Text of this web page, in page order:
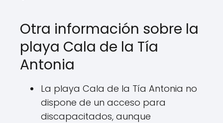
Otra información sobre la
playa Cala de la Tía
Antonia
La playa Cala de la Tía Antonia no
dispone de un acceso para
discapacitados, aunque